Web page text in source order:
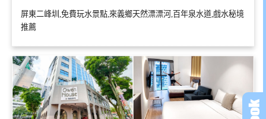
屏東二峰圳,免費玩水景點,來義鄉天然漂漂河,百年泉水道,戲水秘境
推薦